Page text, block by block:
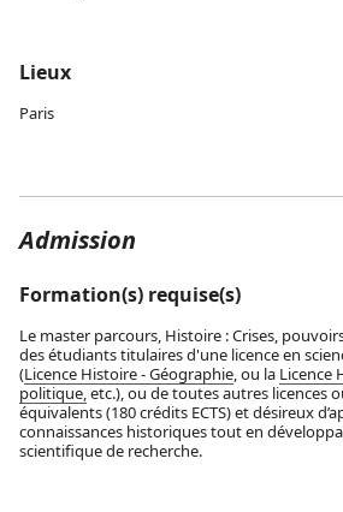
Lieux
Paris
Admission
Formation(s) requise(s)
Le master parcours, Histoire : Crises,
des étudiants titulaires d'une licence en
(Licence Histoire - Géographie , ou la Licence
politique, etc.), ou de toutes autres licences
équivalents (180 crédits ECTS) et désireux
connaissances historiques tout en
scientifique de recherche.